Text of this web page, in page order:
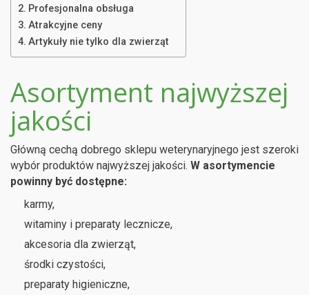
Profesjonalna obsługa
Atrakcyjne ceny
Artykuły nie tylko dla zwierząt
Asortyment najwyższej
jakości
Główną cechą dobrego sklepu weterynaryjnego jest szeroki
wybór produktów najwyższej jakości. W asortymencie
powinny być dostępne:
karmy,
witaminy i preparaty lecznicze,
akcesoria dla zwierząt,
środki czystości,
preparaty higieniczne,